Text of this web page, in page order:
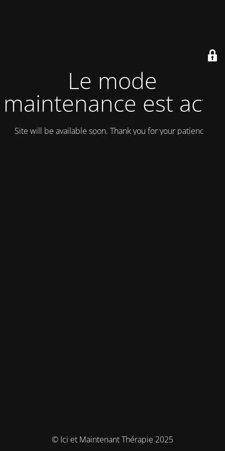
Le mode
maintenance est actif
Site will be available soon. Thank you for your patience!
© Ici et Maintenant Thérapie 2025